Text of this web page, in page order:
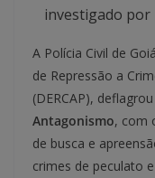
investigado por
A Polícia Civil de
de Repressão a
(DERCAP),
Antagonismo, com
de busca e
crimes de peculato